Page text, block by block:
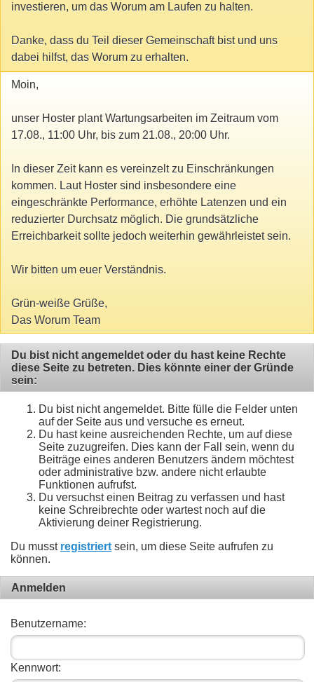
investieren, um das Worum am Laufen zu halten.
Danke, dass du Teil dieser Gemeinschaft bist und uns
dabei hilfst, das Worum zu erhalten.
Moin,
unser Hoster plant Wartungsarbeiten im Zeitraum vom
17.08., 11:00 Uhr, bis zum 21.08., 20:00 Uhr.
In dieser Zeit kann es vereinzelt zu Einschränkungen
kommen. Laut Hoster sind insbesondere eine
eingeschränkte Performance, erhöhte Latenzen und ein
reduzierter Durchsatz möglich. Die grundsätzliche
Erreichbarkeit sollte jedoch weiterhin gewährleistet sein.
Wir bitten um euer Verständnis.
Grün-weiße Grüße,
Das Worum Team
Du bist nicht angemeldet oder du hast keine Rechte
diese Seite zu betreten. Dies könnte einer der Gründe
sein:
Du bist nicht angemeldet. Bitte fülle die Felder unten
auf der Seite aus und versuche es erneut.
Du hast keine ausreichenden Rechte, um auf diese
Seite zuzugreifen. Dies kann der Fall sein, wenn du
Beiträge eines anderen Benutzers ändern möchtest
oder administrative bzw. andere nicht erlaubte
Funktionen aufrufst.
Du versuchst einen Beitrag zu verfassen und hast
keine Schreibrechte oder wartest noch auf die
Aktivierung deiner Registrierung.
Du musst registriert sein, um diese Seite aufrufen zu
können.
Anmelden
Benutzername:
Kennwort: